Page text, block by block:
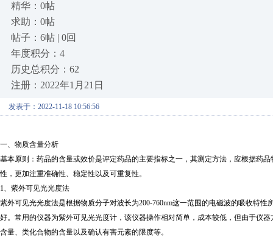
精华：0帖
求助：0帖
帖子：6帖 | 0回
年度积分：4
历史总积分：62
注册：2022年1月21日
发表于：2022-11-18 10:56:56
一、物质含量分析
基本原则：药品的含量或效价是评定药品的主要指标之一，其测定方法，应根据药
性，更加注重准确性、稳定性以及可重复性。
1、紫外可见光光度法
紫外可见光光度法是根据物质分子对波长为200-760nm这一范围的电磁波的吸收特
好。常用的仪器为紫外可见光光度计，该仪器操作相对简单，成本较低，但由于仪
含量、类化合物的含量以及确认有害元素的限度等。